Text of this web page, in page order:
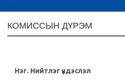
КОМИССЫН ДҮРЭМ
Нэг. Нийтлэг үндэслэл